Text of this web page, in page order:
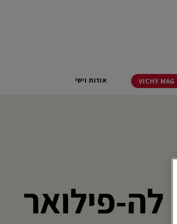
VICHY MAG אודות וישי
פילואר